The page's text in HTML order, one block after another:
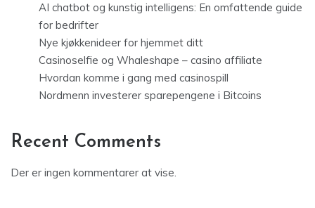
AI chatbot og kunstig intelligens: En omfattende guide
for bedrifter
Nye kjøkkenideer for hjemmet ditt
Casinoselfie og Whaleshape – casino affiliate
Hvordan komme i gang med casinospill
Nordmenn investerer sparepengene i Bitcoins
Recent Comments
Der er ingen kommentarer at vise.